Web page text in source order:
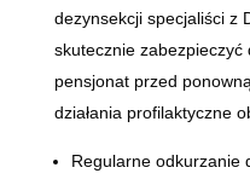
dezynsekcji specjaliści z
skutecznie
pensjonat przed
działania profilaktyczne
Regularne odkurzanie